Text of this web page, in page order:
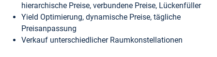
hierarchische Preise, verbundene Preise, Lückenfüller
Yield Optimierung, dynamische Preise, tägliche
Preisanpassung
Verkauf unterschiedlicher Raumkonstellationen